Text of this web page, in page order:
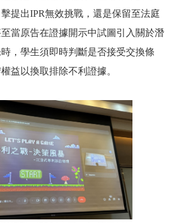
提出IPR無效挑戰，還是保留至法庭
當原告在證據開示中試圖引入關於潛
，學生須即時判斷是否接受交換條
益以換取排除不利證據。